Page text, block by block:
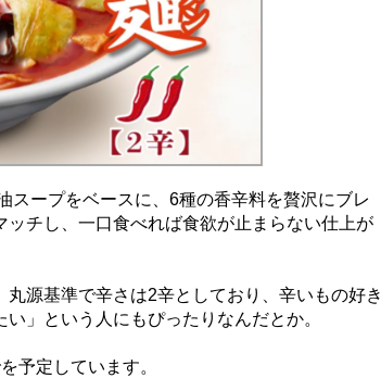
ープをベースに、6種の香辛料を贅沢にブレ
チし、一口食べれば食欲が止まらない仕上が
源基準で辛さは2辛としており、辛いもの好き
」という人にもぴったりなんだとか。
予定しています。